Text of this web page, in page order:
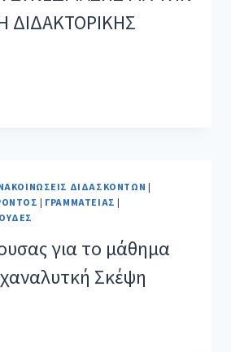
ΔΙΔΑΚΤΟΡΙΚΗΣ
ΔΙΔΑΣΚΌΝΤΩΝ
ΓΡΑΜΜΑΤΕΊΑΣ
για το μάθημα
Σκέψη